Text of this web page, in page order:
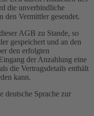
die unverbindliche
den Vermittler gesendet.
AGB zu Stande, so
gespeichert und an den
den erfolgten
der Anzahlung eine
die Vertragsdetails enthält
kann.
deutsche Sprache zur